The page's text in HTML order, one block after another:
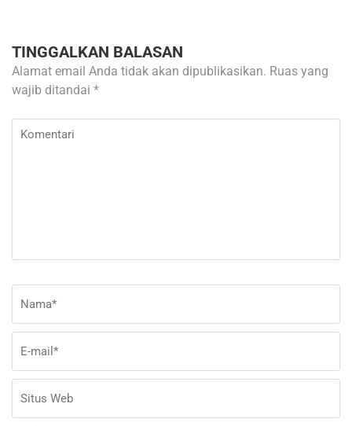
TINGGALKAN BALASAN
Alamat email Anda tidak akan dipublikasikan. Ruas yang
wajib ditandai *
Komentari